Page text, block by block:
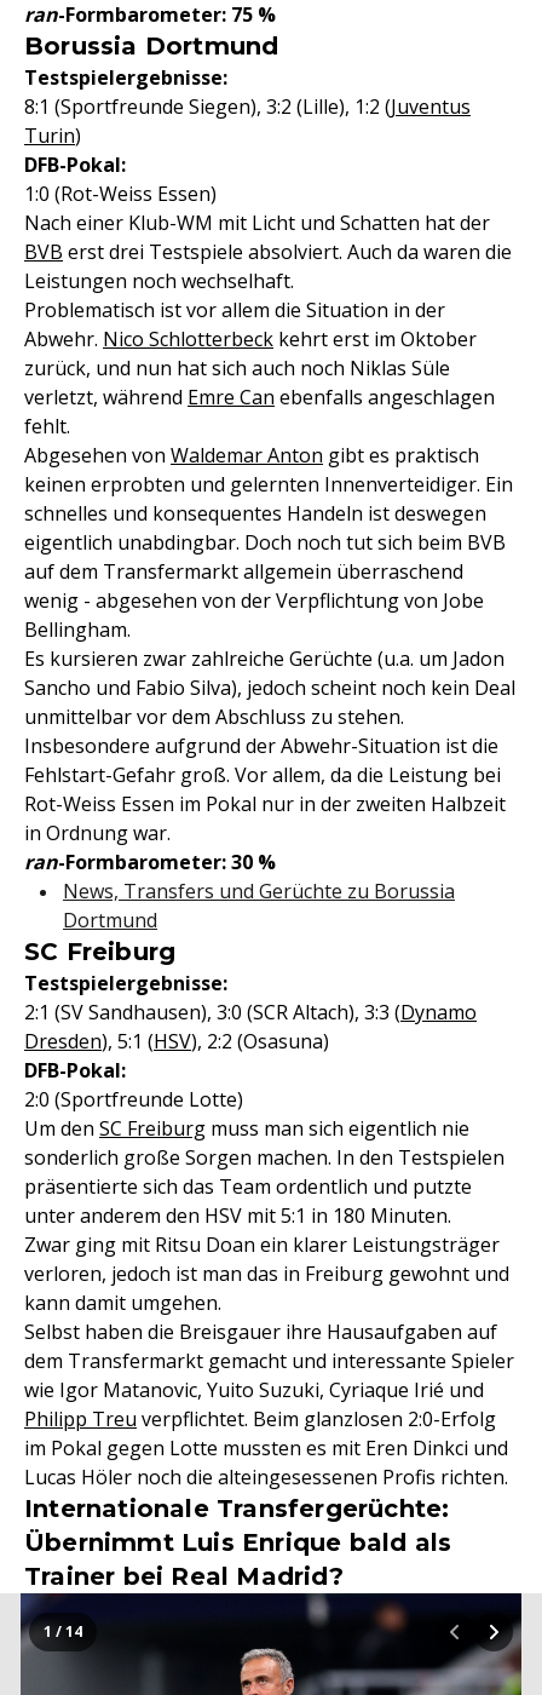
ran-Formbarometer: 75 %
Borussia Dortmund
Testspielergebnisse:
8:1 (Sportfreunde Siegen), 3:2 (Lille), 1:2 (Juventus
Turin)
DFB-Pokal:
1:0 (Rot-Weiss Essen)
Nach einer Klub-WM mit Licht und Schatten hat der
BVB erst drei Testspiele absolviert. Auch da waren die
Leistungen noch wechselhaft.
Problematisch ist vor allem die Situation in der
Abwehr. Nico Schlotterbeck kehrt erst im Oktober
zurück, und nun hat sich auch noch Niklas Süle
verletzt, während Emre Can ebenfalls angeschlagen
fehlt.
Abgesehen von Waldemar Anton gibt es praktisch
keinen erprobten und gelernten Innenverteidiger. Ein
schnelles und konsequentes Handeln ist deswegen
eigentlich unabdingbar. Doch noch tut sich beim BVB
auf dem Transfermarkt allgemein überraschend
wenig - abgesehen von der Verpflichtung von Jobe
Bellingham.
Es kursieren zwar zahlreiche Gerüchte (u.a. um Jadon
Sancho und Fabio Silva), jedoch scheint noch kein Deal
unmittelbar vor dem Abschluss zu stehen.
Insbesondere aufgrund der Abwehr-Situation ist die
Fehlstart-Gefahr groß. Vor allem, da die Leistung bei
Rot-Weiss Essen im Pokal nur in der zweiten Halbzeit
in Ordnung war.
ran-Formbarometer: 30 %
News, Transfers und Gerüchte zu Borussia
Dortmund
SC Freiburg
Testspielergebnisse:
2:1 (SV Sandhausen), 3:0 (SCR Altach), 3:3 (Dynamo
Dresden), 5:1 (HSV), 2:2 (Osasuna)
DFB-Pokal:
2:0 (Sportfreunde Lotte)
Um den SC Freiburg muss man sich eigentlich nie
sonderlich große Sorgen machen. In den Testspielen
präsentierte sich das Team ordentlich und putzte
unter anderem den HSV mit 5:1 in 180 Minuten.
Zwar ging mit Ritsu Doan ein klarer Leistungsträger
verloren, jedoch ist man das in Freiburg gewohnt und
kann damit umgehen.
Selbst haben die Breisgauer ihre Hausaufgaben auf
dem Transfermarkt gemacht und interessante Spieler
wie Igor Matanovic, Yuito Suzuki, Cyriaque Irié und
Philipp Treu verpflichtet. Beim glanzlosen 2:0-Erfolg
im Pokal gegen Lotte mussten es mit Eren Dinkci und
Lucas Höler noch die alteingesessenen Profis richten.
Internationale Transfergerüchte:
Übernimmt Luis Enrique bald als
Trainer bei Real Madrid?
1 / 14